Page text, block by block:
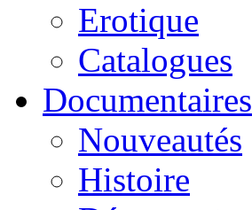
Erotique
Catalogues
Documentaires
Nouveautés
Histoire